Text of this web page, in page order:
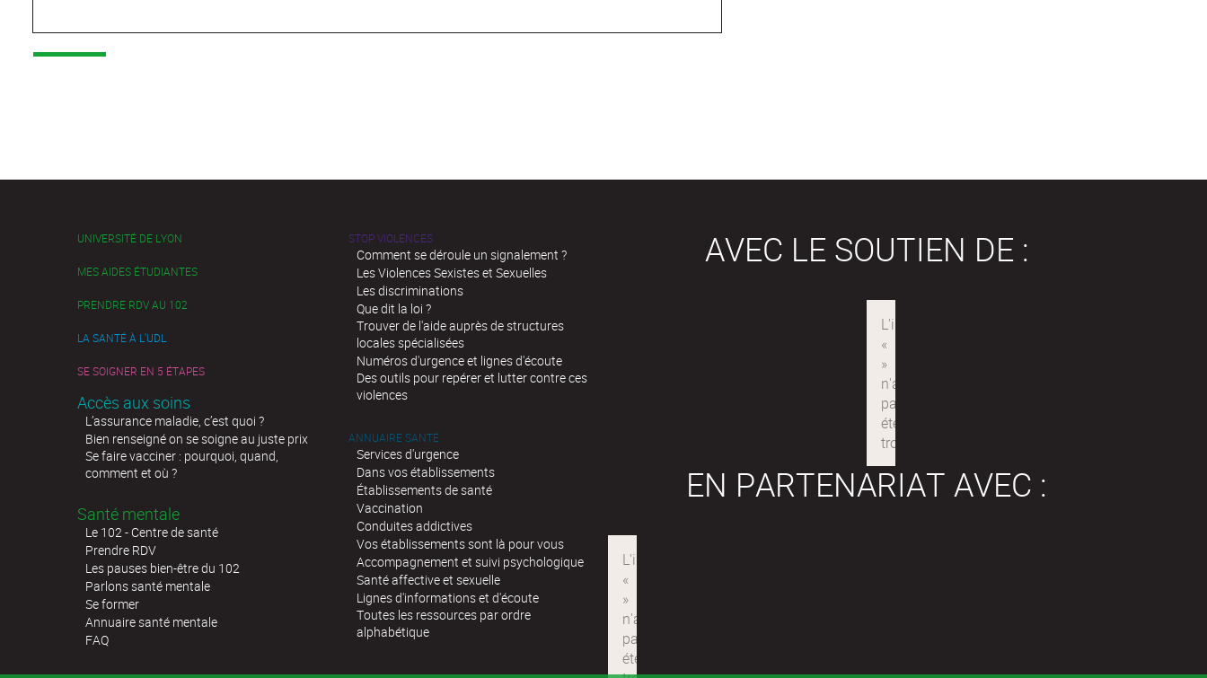
UNIVERSITÉ DE LYON
MES AIDES ÉTUDIANTES
PRENDRE RDV AU 102
LA SANTÉ À L'UDL
SE SOIGNER EN 5 ÉTAPES
Accès aux soins
L’assurance maladie, c’est quoi ?
Bien renseigné on se soigne au juste prix
Se faire vacciner : pourquoi, quand,
comment et où ?
Santé mentale
Le 102 - Centre de santé
Prendre RDV
Les pauses bien-être du 102
Parlons santé mentale
Se former
Annuaire santé mentale
FAQ
STOP VIOLENCES
Comment se déroule un signalement ?
Les Violences Sexistes et Sexuelles
Les discriminations
Que dit la loi ?
Trouver de l'aide auprès de structures
locales spécialisées
Numéros d'urgence et lignes d'écoute
Des outils pour repérer et lutter contre ces
violences
ANNUAIRE SANTÉ
Services d'urgence
Dans vos établissements
Établissements de santé
Vaccination
Conduites addictives
Vos établissements sont là pour vous
Accompagnement et suivi psychologique
Santé affective et sexuelle
Lignes d'informations et d'écoute
Toutes les ressources par ordre
alphabétique
AVEC LE SOUTIEN DE :
EN PARTENARIAT AVEC :